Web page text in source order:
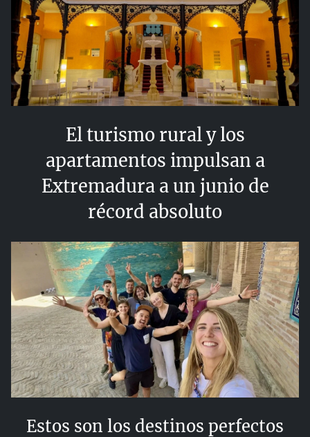
El turismo rural y los
apartamentos impulsan a
Extremadura a un junio de
récord absoluto
Estos son los destinos perfectos